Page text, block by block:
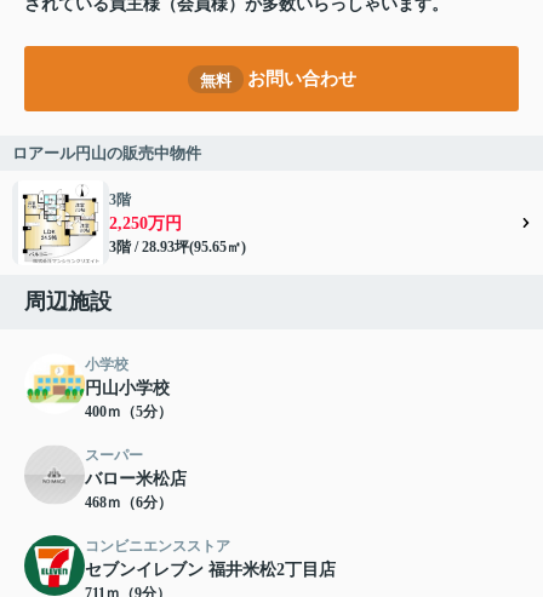
されている買主様（会員様）が多数いらっしゃいます。
無料 お問い合わせ
ロアール円山の販売中物件
3階
2,250万円
3階 / 28.93坪(95.65㎡)
周辺施設
小学校
円山小学校
400ｍ（5分）
スーパー
バロー米松店
468ｍ（6分）
コンビニエンスストア
セブンイレブン 福井米松2丁目店
711ｍ（9分）